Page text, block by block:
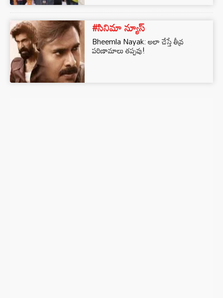
#సినిమా న్యూస్
Bheemla Nayak: అలా చేస్తే తీవ్ర
పరిణామాలు తప్పవు!